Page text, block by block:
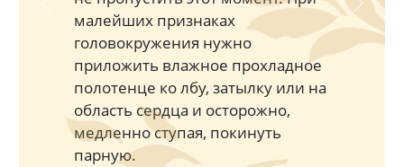
малейших признаках
головокружения нужно
приложить влажное прохладное
полотенце ко лбу, затылку или на
область сердца и осторожно,
медленно ступая, покинуть
парную.
Next